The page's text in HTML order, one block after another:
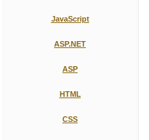
JavaScript
ASP.NET
ASP
HTML
CSS